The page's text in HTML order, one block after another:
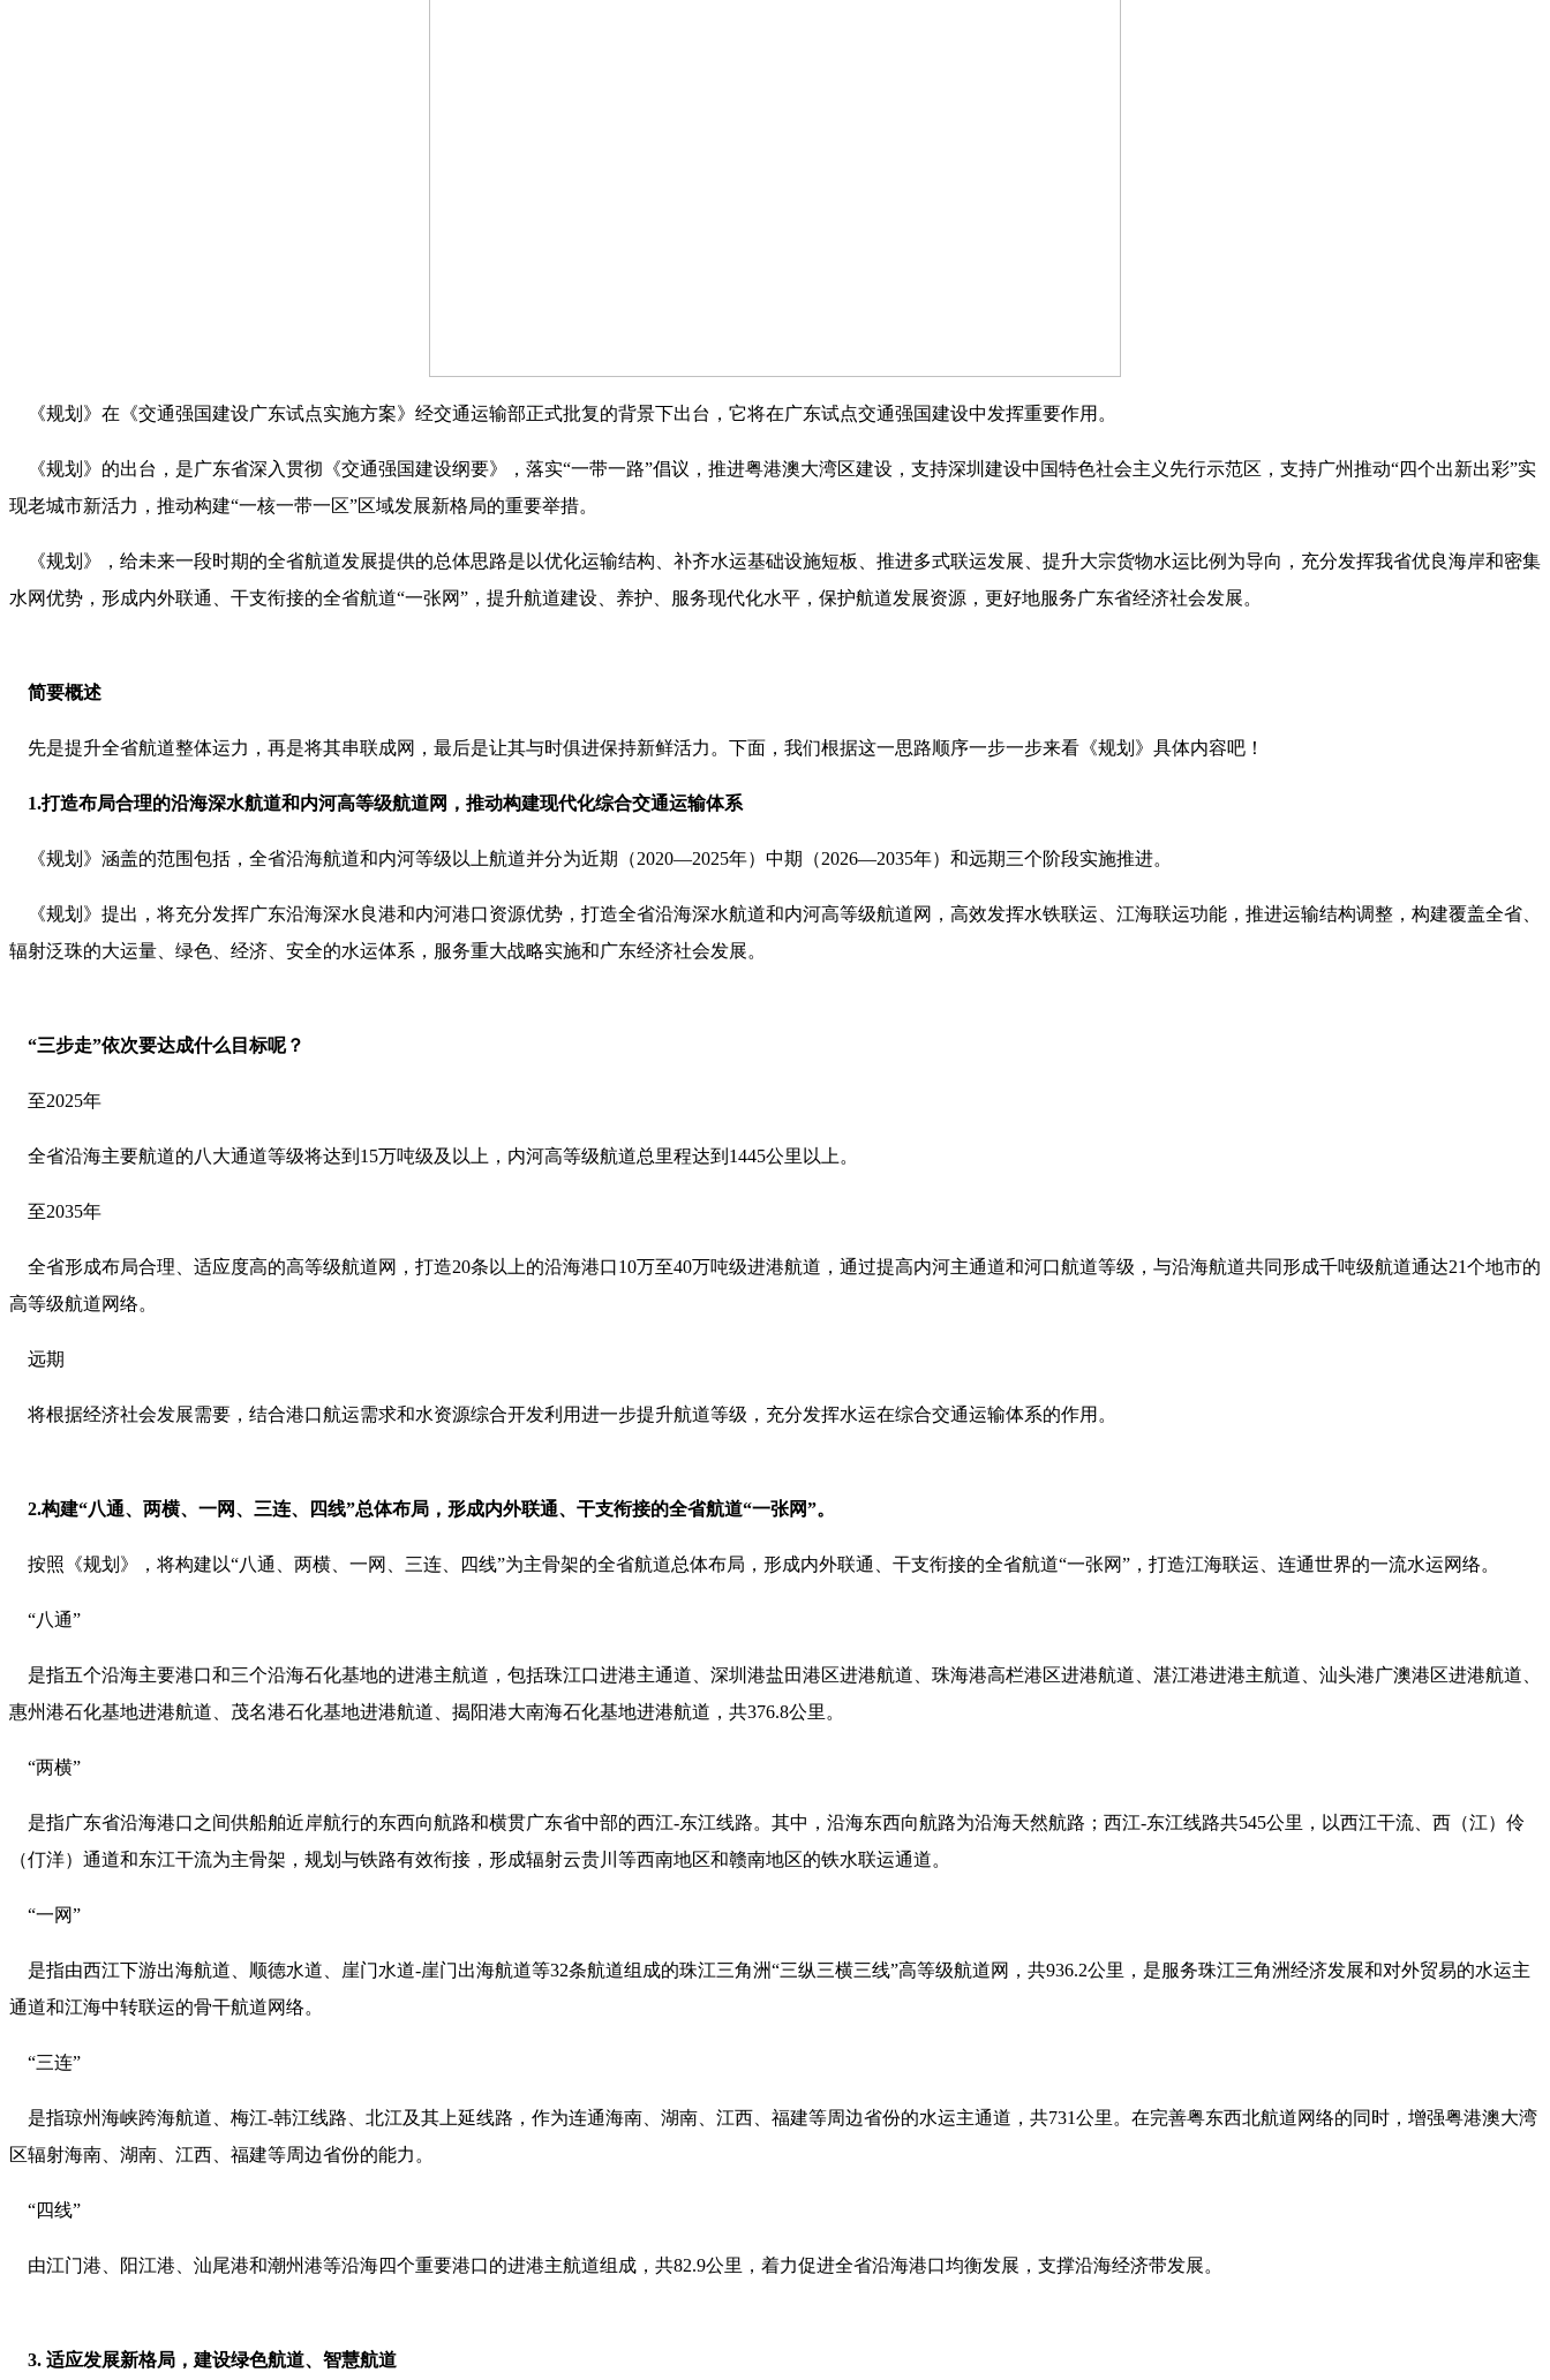
《规划》在《交通强国建设广东试点实施方案》经交通运输部正式批复的背景下出台，它将在广东试点交通强国建设中发挥重要作用。
《规划》的出台，是广东省深入贯彻《交通强国建设纲要》，落实“一带一路”倡议，推进粤港澳大湾区建设，支持深圳建设中国特色社会主义先行示范区，支持广州推动“四个出新出彩”实
现老城市新活力，推动构建“一核一带一区”区域发展新格局的重要举措。
《规划》，给未来一段时期的全省航道发展提供的总体思路是以优化运输结构、补齐水运基础设施短板、推进多式联运发展、提升大宗货物水运比例为导向，充分发挥我省优良海岸和密集
水网优势，形成内外联通、干支衔接的全省航道“一张网”，提升航道建设、养护、服务现代化水平，保护航道发展资源，更好地服务广东省经济社会发展。
简要概述
先是提升全省航道整体运力，再是将其串联成网，最后是让其与时俱进保持新鲜活力。下面，我们根据这一思路顺序一步一步来看《规划》具体内容吧！
1.打造布局合理的沿海深水航道和内河高等级航道网，推动构建现代化综合交通运输体系
《规划》涵盖的范围包括，全省沿海航道和内河等级以上航道并分为近期（2020—2025年）中期（2026—2035年）和远期三个阶段实施推进。
《规划》提出，将充分发挥广东沿海深水良港和内河港口资源优势，打造全省沿海深水航道和内河高等级航道网，高效发挥水铁联运、江海联运功能，推进运输结构调整，构建覆盖全省、
辐射泛珠的大运量、绿色、经济、安全的水运体系，服务重大战略实施和广东经济社会发展。
“三步走”依次要达成什么目标呢？
至2025年
全省沿海主要航道的八大通道等级将达到15万吨级及以上，内河高等级航道总里程达到1445公里以上。
至2035年
全省形成布局合理、适应度高的高等级航道网，打造20条以上的沿海港口10万至40万吨级进港航道，通过提高内河主通道和河口航道等级，与沿海航道共同形成千吨级航道通达21个地市的
高等级航道网络。
远期
将根据经济社会发展需要，结合港口航运需求和水资源综合开发利用进一步提升航道等级，充分发挥水运在综合交通运输体系的作用。
2.构建“八通、两横、一网、三连、四线”总体布局，形成内外联通、干支衔接的全省航道“一张网”。
按照《规划》，将构建以“八通、两横、一网、三连、四线”为主骨架的全省航道总体布局，形成内外联通、干支衔接的全省航道“一张网”，打造江海联运、连通世界的一流水运网络。
“八通”
是指五个沿海主要港口和三个沿海石化基地的进港主航道，包括珠江口进港主通道、深圳港盐田港区进港航道、珠海港高栏港区进港航道、湛江港进港主航道、汕头港广澳港区进港航道、
惠州港石化基地进港航道、茂名港石化基地进港航道、揭阳港大南海石化基地进港航道，共376.8公里。
“两横”
是指广东省沿海港口之间供船舶近岸航行的东西向航路和横贯广东省中部的西江-东江线路。其中，沿海东西向航路为沿海天然航路；西江-东江线路共545公里，以西江干流、西（江）伶
（仃洋）通道和东江干流为主骨架，规划与铁路有效衔接，形成辐射云贵川等西南地区和赣南地区的铁水联运通道。
“一网”
是指由西江下游出海航道、顺德水道、崖门水道-崖门出海航道等32条航道组成的珠江三角洲“三纵三横三线”高等级航道网，共936.2公里，是服务珠江三角洲经济发展和对外贸易的水运主
通道和江海中转联运的骨干航道网络。
“三连”
是指琼州海峡跨海航道、梅江-韩江线路、北江及其上延线路，作为连通海南、湖南、江西、福建等周边省份的水运主通道，共731公里。在完善粤东西北航道网络的同时，增强粤港澳大湾
区辐射海南、湖南、江西、福建等周边省份的能力。
“四线”
由江门港、阳江港、汕尾港和潮州港等沿海四个重要港口的进港主航道组成，共82.9公里，着力促进全省沿海港口均衡发展，支撑沿海经济带发展。
3. 适应发展新格局，建设绿色航道、智慧航道